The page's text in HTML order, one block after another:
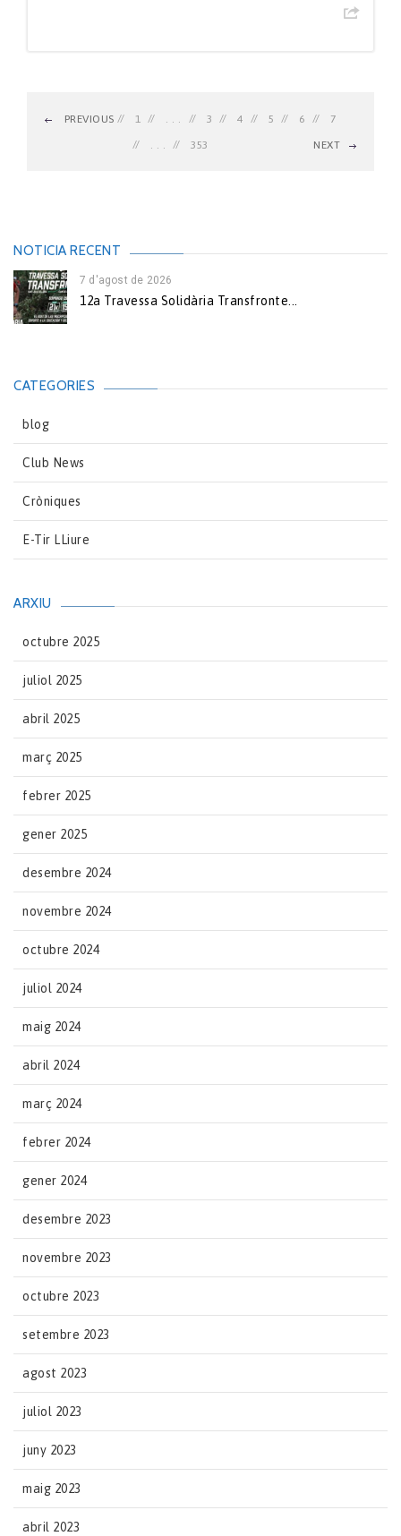
PREVIOUS 1 . . . 3 4 5 6 7
. . . 353 NEXT
NOTICIA RECENT
7 d'agost de 2026
12a Travessa Solidària Transfronte...
CATEGORIES
blog
Club News
Cròniques
E-Tir LLiure
ARXIU
octubre 2025
juliol 2025
abril 2025
març 2025
febrer 2025
gener 2025
desembre 2024
novembre 2024
octubre 2024
juliol 2024
maig 2024
abril 2024
març 2024
febrer 2024
gener 2024
desembre 2023
novembre 2023
octubre 2023
setembre 2023
agost 2023
juliol 2023
juny 2023
maig 2023
abril 2023